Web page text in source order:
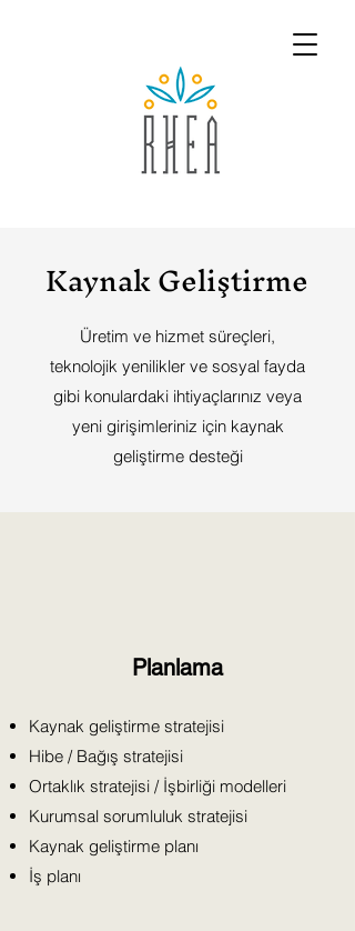
Kaynak Geliştirme
Üretim ve hizmet süreçleri,
teknolojik yenilikler ve sosyal fayda
gibi konulardaki ihtiyaçlarınız veya
yeni girişimleriniz için kaynak
geliştirme desteği
Planlama
Kaynak geliştirme stratejisi
Hibe / Bağış stratejisi
Ortaklık stratejisi / İşbirliği modelleri
Kurumsal sorumluluk stratejisi
Kaynak geliştirme planı
İş planı